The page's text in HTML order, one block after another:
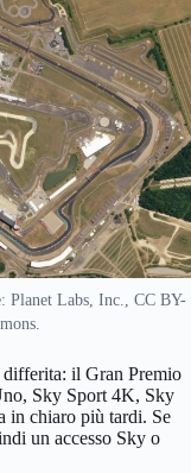
Labs, Inc., CC BY-
differita: il Gran Premio
Sky Sport 4K, Sky
in chiaro più tardi. Se
un accesso Sky o